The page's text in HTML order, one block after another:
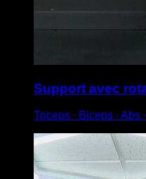
Support avec
Triceps ∙ Biceps ∙